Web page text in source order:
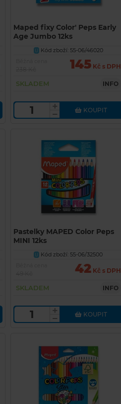
Maped fixy Color' Peps Early
Age Jumbo 12ks
U Kód zboží: 55-06/46020
145Kč s DPH
SKLADEM INFO
KOUPIT
Pastelky MAPED Color Peps
MINI 12ks
U
Kód zboží: 55-06/32500
42Kč s DPH
SKLADEM INFO
KOUPIT